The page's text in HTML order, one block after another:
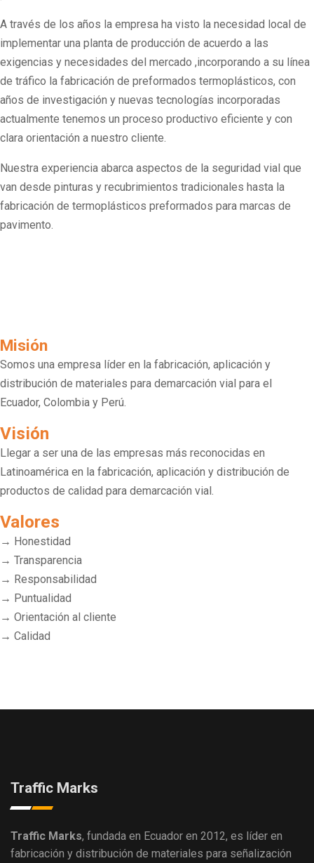
A través de los años la empresa ha visto la necesidad local de
implementar una planta de producción de acuerdo a las
exigencias y necesidades del mercado ,incorporando a su línea
de tráfico la fabricación de preformados termoplásticos, con
años de investigación y nuevas tecnologías incorporadas
actualmente tenemos un proceso productivo eficiente y con
clara orientación a nuestro cliente.
Nuestra experiencia abarca aspectos de la seguridad vial que
van desde pinturas y recubrimientos tradicionales hasta la
fabricación de termoplásticos preformados para marcas de
pavimento.
Misión
Somos una empresa líder en la fabricación, aplicación y
distribución de materiales para demarcación vial para el
Ecuador, Colombia y Perú.
Visión
Llegar a ser una de las empresas más reconocidas en
Latinoamérica en la fabricación, aplicación y distribución de
productos de calidad para demarcación vial.
Valores
→ Honestidad
→ Transparencia
→ Responsabilidad
→ Puntualidad
→ Orientación al cliente
→ Calidad
Traffic Marks
Traffic Marks, fundada en Ecuador en 2012, es líder en
fabricación y distribución de materiales para señalización